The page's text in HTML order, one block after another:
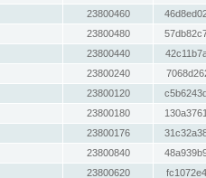
23800460
23800480
23800440
23800240
23800120
23800180
23800176
23800840
23800620